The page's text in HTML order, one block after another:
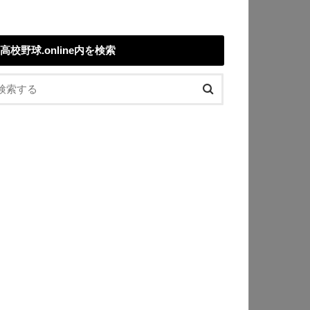
高校野球.online内を検索